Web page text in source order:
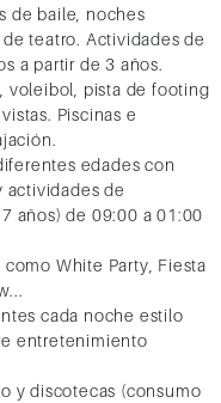
de baile, noches
teatro. Actividades de
a partir de 3 años.
voleibol, pista de footing
Piscinas e
edades con
actividades de
años) de 09:00 a 01:00
como White Party, Fiesta
cada noche estilo
entretenimiento
y discotecas (consumo